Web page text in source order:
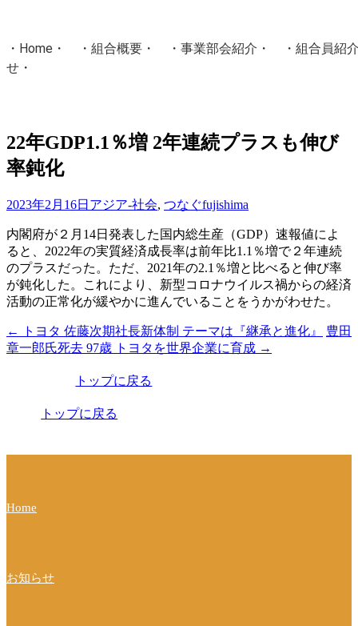
・ Home ・ ・ 組合概要 ・ ・ 事業部会紹介 ・ ・ 組合員紹
せ ・
国土交通省・経済産業省・農林水産省・厚生労働省 認可
22年GDP1.1％増 2年連続プラスも伸び
率鈍化
2023年2月16日 アジア-社会, つなぐfujishima
内閣府が２月14日発表した国内総生産（GDP）速報値によ
ると、2022年の実質経済成長率は前年比1.1％増で２年連続
のプラスだった。ただ、2021年の2.1％増と比べると伸び率
が鈍化した。これにより、新型コロナウイルス禍からの経済
活動の正常化が緩やかに進んでいることをうかがわせた。
投
稿
ョ
← トヨタ 佐藤次期社長新体制 テーマは『継承と進化』
豊田
章一郎氏死去 97歳 トヨタを世界企業に育成 →
トップに戻る
トップに戻る
Home
お知らせ